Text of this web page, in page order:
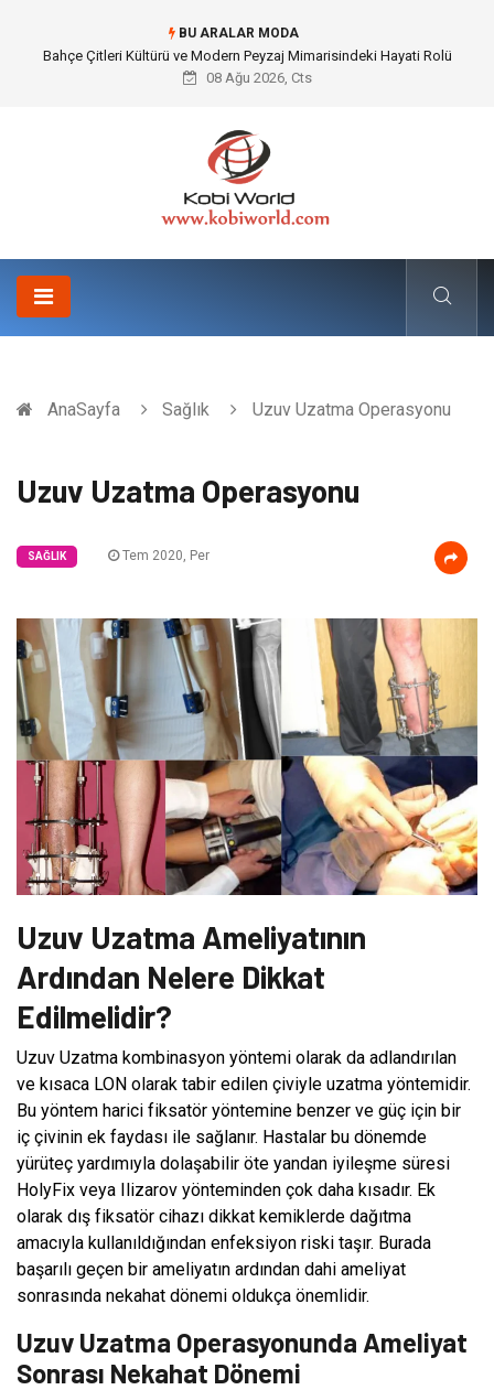
BU ARALAR MODA
Komple Tır Taşımacılığı İle Kesintisiz ve Güvenli Lojistik Çözümleri
08 Ağu 2026, Cts
AnaSayfa Sağlık Uzuv Uzatma Operasyonu
Uzuv Uzatma Operasyonu
SAĞLIK Tem 2020, Per
Uzuv Uzatma Ameliyatının
Ardından Nelere Dikkat
Edilmelidir?
Uzuv Uzatma kombinasyon yöntemi olarak da adlandırılan
ve kısaca LON olarak tabir edilen çiviyle uzatma yöntemidir.
Bu yöntem harici fiksatör yöntemine benzer ve güç için bir
iç çivinin ek faydası ile sağlanır. Hastalar bu dönemde
yürüteç yardımıyla dolaşabilir öte yandan iyileşme süresi
HolyFix veya Ilizarov yönteminden çok daha kısadır. Ek
olarak dış fiksatör cihazı dikkat kemiklerde dağıtma
amacıyla kullanıldığından enfeksiyon riski taşır. Burada
başarılı geçen bir ameliyatın ardından dahi ameliyat
sonrasında nekahat dönemi oldukça önemlidir.
Uzuv Uzatma Operasyonunda Ameliyat
Sonrası Nekahat Dönemi